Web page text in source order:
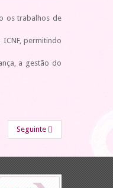
os trabalhos de
permitindo
a gestão do
Seguinte